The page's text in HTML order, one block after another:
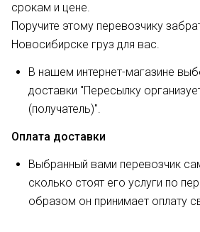
срокам и цене.
Поручите этому перевозчику
Новосибирске груз для вас.
В нашем интернет-магазине
доставки "Пересылку
(получатель)".
Оплата доставки
Выбранный вами перевозчик
сколько стоят его услуги по
образом он принимает оплату